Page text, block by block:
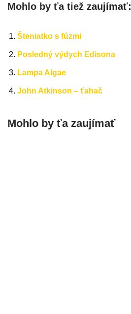
Mohlo by ťa tiež zaujímať:
Šteniatko s fúzmi
Posledný výdych Edisona
Lampa Algae
John Atkinson – ťahač
Mohlo by ťa zaujímať